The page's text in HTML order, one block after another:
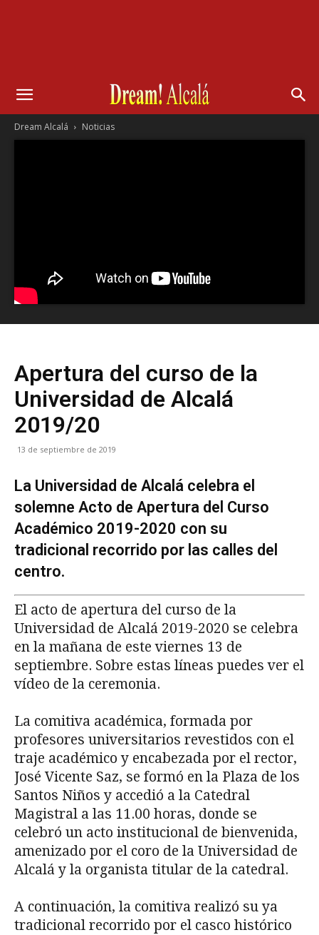
Dream Alcalá Noticias
Apertura del curso de la
Universidad de Alcalá
2019/20
13 de septiembre de 2019
La Universidad de Alcalá celebra el
solemne Acto de Apertura del Curso
Académico 2019-2020 con su
tradicional recorrido por las calles del
centro.
El acto de apertura del curso de la
Universidad de Alcalá 2019-2020 se celebra
en la mañana de este viernes 13 de
septiembre. Sobre estas líneas puedes ver el
vídeo de la ceremonia.
La comitiva académica, formada por
profesores universitarios revestidos con el
traje académico y encabezada por el rector,
José Vicente Saz, se formó en la Plaza de los
Santos Niños y accedió a la Catedral
Magistral a las 11.00 horas, donde se
celebró un acto institucional de bienvenida,
amenizado por el coro de la Universidad de
Alcalá y la organista titular de la catedral.
A continuación, la comitiva realizó su ya
tradicional recorrido por el casco histórico